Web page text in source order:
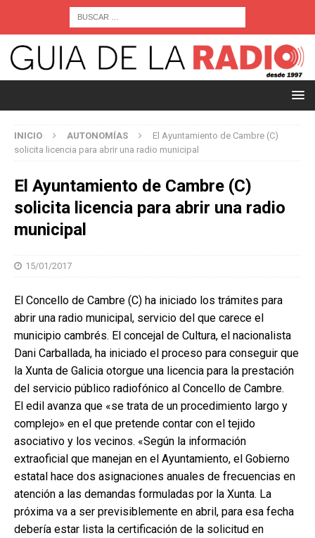
INICIO AUTONOMÍAS
El Ayuntamiento de Cambre (C)
solicita licencia para abrir una radio municipal
El Ayuntamiento de Cambre (C)
solicita licencia para abrir una radio
municipal
15/01/2017
El Concello de Cambre (C) ha iniciado los trámites para
abrir una radio municipal, servicio del que carece el
municipio cambrés. El concejal de Cultura, el nacionalista
Dani Carballada, ha iniciado el proceso para conseguir que
la Xunta de Galicia otorgue una licencia para la prestación
del servicio público radiofónico al Concello de Cambre.
El edil avanza que «se trata de un procedimiento largo y
complejo» en el que pretende contar con el tejido
asociativo y los vecinos. «Según la información
extraoficial que manejan en el Ayuntamiento, el Gobierno
estatal hace dos asignaciones anuales de frecuencias en
atención a las demandas formuladas por la Xunta. La
próxima va a ser previsiblemente en abril, para esa fecha
debería estar lista la certificación de la solicitud en